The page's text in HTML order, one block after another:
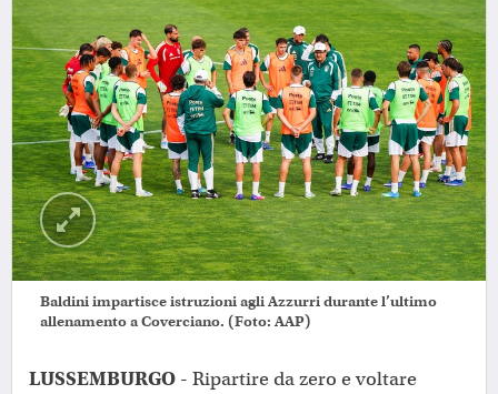
Baldini impartisce istruzioni agli Azzurri durante l’ultimo
allenamento a Coverciano. (Foto: AAP)
LUSSEMBURGO - Ripartire da zero e voltare